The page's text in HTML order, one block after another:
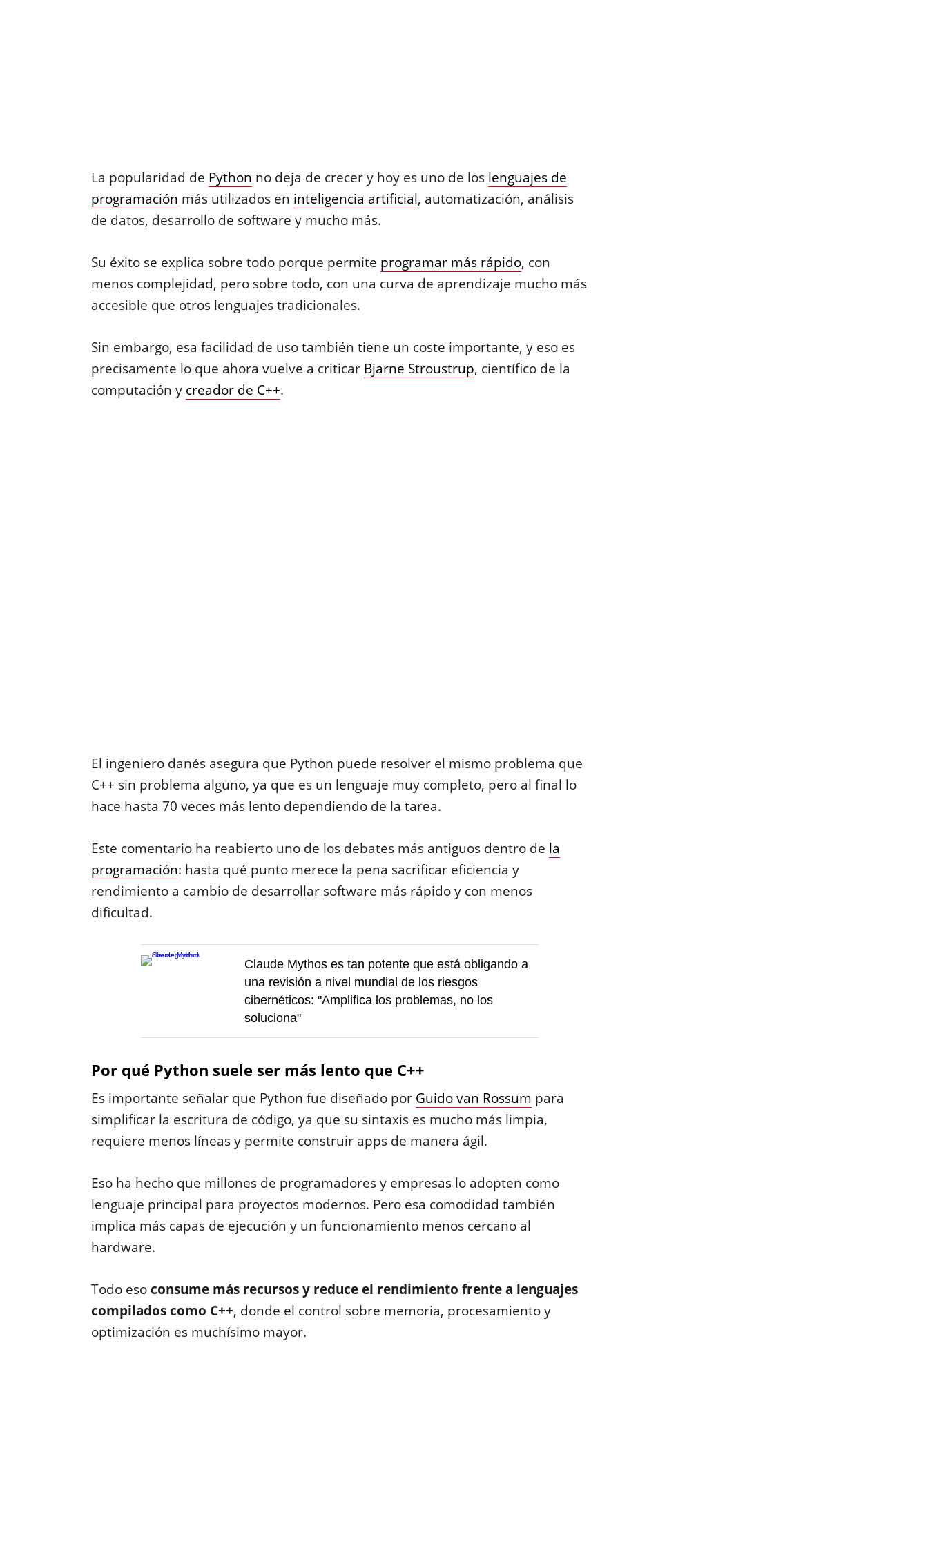
La popularidad de Python no deja de crecer y hoy es uno de los lenguajes de
programación más utilizados en inteligencia artificial, automatización, análisis
de datos, desarrollo de software y mucho más.
Su éxito se explica sobre todo porque permite programar más rápido, con
menos complejidad, pero sobre todo, con una curva de aprendizaje mucho más
accesible que otros lenguajes tradicionales.
Sin embargo, esa facilidad de uso también tiene un coste importante, y eso es
precisamente lo que ahora vuelve a criticar Bjarne Stroustrup, científico de la
computación y creador de C++.
El ingeniero danés asegura que Python puede resolver el mismo problema que
C++ sin problema alguno, ya que es un lenguaje muy completo, pero al final lo
hace hasta 70 veces más lento dependiendo de la tarea.
Este comentario ha reabierto uno de los debates más antiguos dentro de la
programación: hasta qué punto merece la pena sacrificar eficiencia y
rendimiento a cambio de desarrollar software más rápido y con menos
dificultad.
Claude Mythos es tan potente que está obligando a
una revisión a nivel mundial de los riesgos
cibernéticos: "Amplifica los problemas, no los
soluciona"
Por qué Python suele ser más lento que C++
Es importante señalar que Python fue diseñado por Guido van Rossum para
simplificar la escritura de código, ya que su sintaxis es mucho más limpia,
requiere menos líneas y permite construir apps de manera ágil.
Eso ha hecho que millones de programadores y empresas lo adopten como
lenguaje principal para proyectos modernos. Pero esa comodidad también
implica más capas de ejecución y un funcionamiento menos cercano al
hardware.
Todo esoconsume más recursos y reduce el rendimiento frente a lenguajes
compilados como C++, donde el control sobre memoria, procesamiento y
optimización es muchísimo mayor.